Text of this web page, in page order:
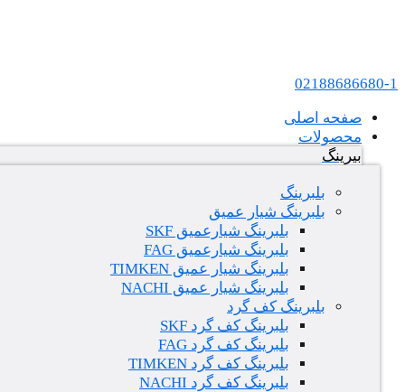
02188686680-1
صفحه اصلی
محصولات
بیرینگ
بلبرینگ
بلبرینگ شیار عمیق
بلبرینگ شیارعمیق SKF
بلبرینگ شیارعمیق FAG
بلبرینگ شیار عمیق TIMKEN
بلبرینگ شیار عمیق NACHI
بلبرینگ کف گرد
بلبرینگ کف گرد SKF
بلبرینگ کف گرد FAG
بلبرینگ کف گرد TIMKEN
بلبرینگ کف گرد NACHI